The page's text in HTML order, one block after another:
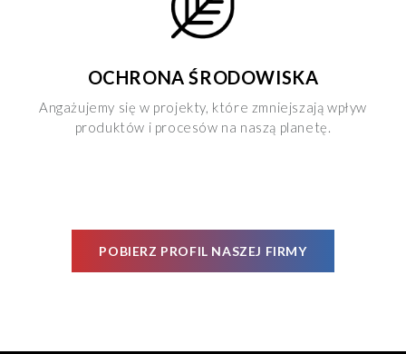
OCHRONA ŚRODOWISKA
Angażujemy się w projekty, które zmniejszają wpływ
produktów i procesów na naszą planetę.
POBIERZ PROFIL NASZEJ FIRMY